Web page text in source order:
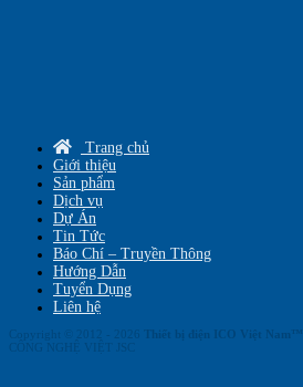
Trang chủ
Giới thiệu
Sản phẩm
Dịch vụ
Dự Án
Tin Tức
Báo Chí – Truyền Thông
Hướng Dẫn
Tuyển Dụng
Liên hệ
Copyright © 2012 - 2026 Thiết bị điện ICO Việt Nam™
CÔNG NGHỆ VIỆT JSC